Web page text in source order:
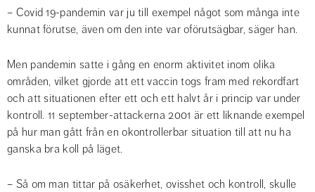
– Covid 19-pandemin var ju till exempel något som många inte
kunnat förutse, även om den inte var oförutsägbar, säger han.
Men pandemin satte i gång en enorm aktivitet inom olika
områden, vilket gjorde att ett vaccin togs fram med rekordfart
och att situationen efter ett och ett halvt år i princip var under
kontroll. 11 september-attackerna 2001 är ett liknande exempel
på hur man gått från en okontrollerbar situation till att nu ha
ganska bra koll på läget.
– Så om man tittar på osäkerhet, ovisshet och kontroll, skulle